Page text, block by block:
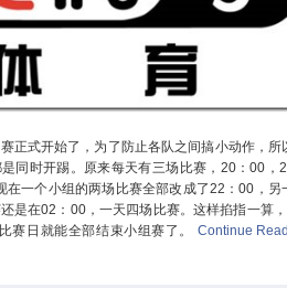
式开始了，为了防止各队之间搞小动作，所
同时开踢。原来每天有三场比赛，20：00，
在一个小组的两场比赛全部改成了22：00，另
是在02：00，一天四场比赛。这样掐指一算
赛日就能全部结束小组赛了。
Continue